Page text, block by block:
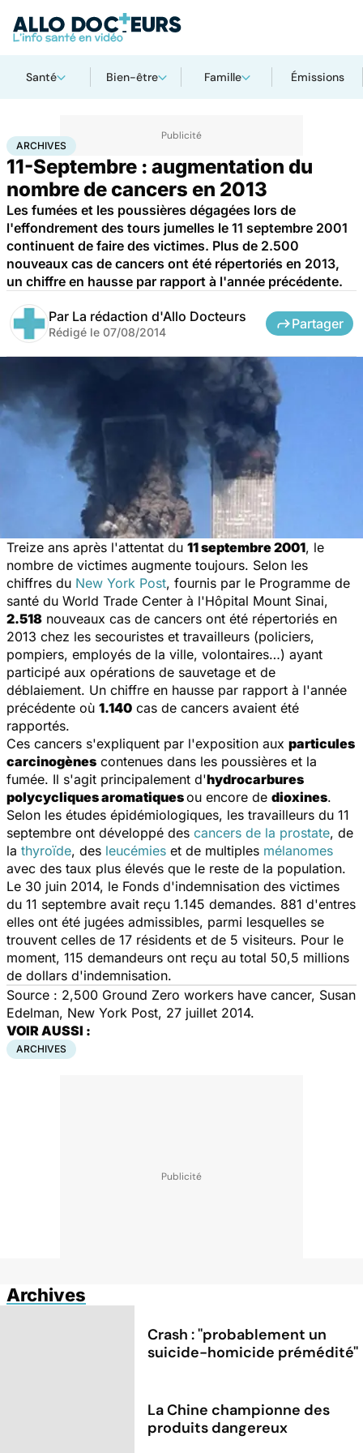
Santé Bien-être Famille Émissions
AccueilSantéArchives
ARCHIVES
11-Septembre : augmentation du
nombre de cancers en 2013
Les fumées et les poussières dégagées lors de
l'effondrement des tours jumelles le 11 septembre 2001
continuent de faire des victimes. Plus de 2.500
nouveaux cas de cancers ont été répertoriés en 2013,
un chiffre en hausse par rapport à l'année précédente.
Par La rédaction d'Allo Docteurs
Rédigé le 07/08/2014
Partager
Treize ans après l'attentat du 11 septembre 2001, le
nombre de victimes augmente toujours. Selon les
chiffres du New York Post, fournis par le Programme de
santé du World Trade Center à l'Hôpital Mount Sinai,
2.518 nouveaux cas de cancers ont été répertoriés en
2013 chez les secouristes et travailleurs (policiers,
pompiers, employés de la ville, volontaires…) ayant
participé aux opérations de sauvetage et de
déblaiement. Un chiffre en hausse par rapport à l'année
précédente où 1.140 cas de cancers avaient été
rapportés.
Ces cancers s'expliquent par l'exposition aux particules
carcinogènes contenues dans les poussières et la
fumée. Il s'agit principalement d'hydrocarbures
polycycliques aromatiquesou encore de dioxines.
Selon les études épidémiologiques, les travailleurs du 11
septembre ont développé des cancers de la prostate, de
la thyroïde, des leucémies et de multiples mélanomes
avec des taux plus élevés que le reste de la population.
Le 30 juin 2014, le Fonds d'indemnisation des victimes
du 11 septembre avait reçu 1.145 demandes. 881 d'entres
elles ont été jugées admissibles, parmi lesquelles se
trouvent celles de 17 résidents et de 5 visiteurs. Pour le
moment, 115 demandeurs ont reçu au total 50,5 millions
de dollars d'indemnisation.
Source : 2,500 Ground Zero workers have cancer, Susan
Edelman, New York Post, 27 juillet 2014.
VOIR AUSSI :
ARCHIVES
Archives
Crash : ''probablement un
suicide-homicide prémédité''
La Chine championne des
produits dangereux